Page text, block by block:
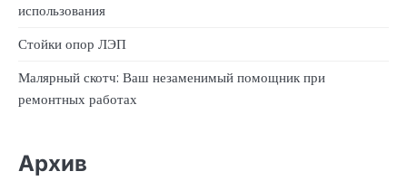
использования
Стойки опор ЛЭП
Малярный скотч: Ваш незаменимый помощник при
ремонтных работах
Архив